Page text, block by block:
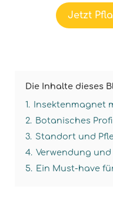
Jetzt
Die Inhalte dieses
1.
Insektenmagnet
2. Botanisches
3. Standort und
4. Verwendung
5. Ein Must-have